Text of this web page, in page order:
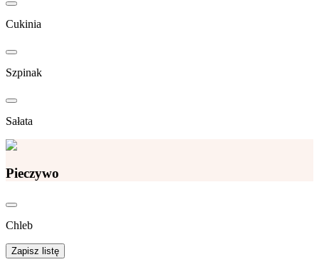
Cukinia
Szpinak
Sałata
Pieczywo
Chleb
Zapisz listę